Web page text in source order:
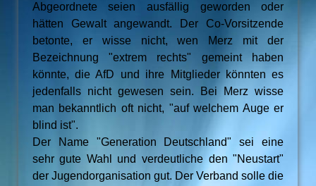
Abgeordnete seien ausfällig geworden oder
hätten Gewalt angewandt. Der Co-Vorsitzende
betonte, er wisse nicht, wen Merz mit der
Bezeichnung "extrem rechts" gemeint haben
könnte, die AfD und ihre Mitglieder könnten es
jedenfalls nicht gewesen sein. Bei Merz wisse
man bekanntlich oft nicht, "auf welchem Auge er
blind ist".
Der Name "Generation Deutschland" sei eine
sehr gute Wahl und verdeutliche den "Neustart"
der Jugendorganisation gut. Der Verband solle die